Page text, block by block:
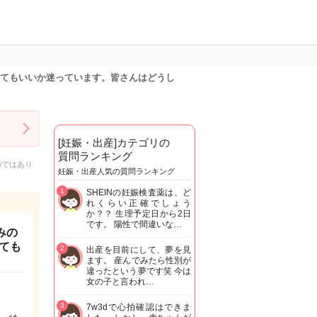
もいいか迷っています。皆さんはどうし
はあり
の
も
[妊娠・出産]カテゴリの
質問ランキング
妊娠・出産人気の質問ランキング
SHEINの妊娠検査薬は、ど
れくらい正確でしょう
か？？ 生理予定日から2日
です。 陽性で間違いな…
1
出産を目前にして、夢を見
ます。 産んでみたら性別が
違ったという夢です笑 今は
女の子と言われ…
2
7w3dで心拍確認はできま
3